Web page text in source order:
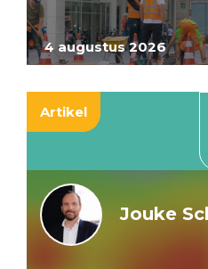
4 augustus 2026
Artikel
Jouke